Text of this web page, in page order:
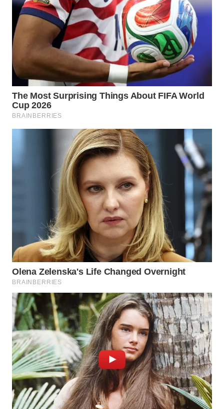
WAHANA
WAHANA
TRAVEL
WAHANA
TV
WAHANANEWS
WAHANANEWS
NET
WAHANA
SPORT
WAHANA
UMKM
WAHANA
SELEB
WAHANA
PERSONA
WAHANA
OTOMOTIF